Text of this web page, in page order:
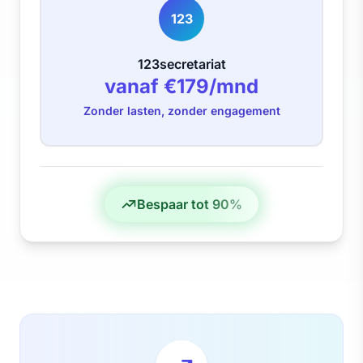
123
123secretariat
vanaf €179/mnd
Zonder lasten, zonder engagement
Bespaar tot 90%